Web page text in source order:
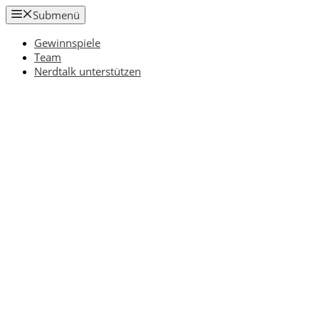
Zum
Inhalt
springen
Submenü
Gewinnspiele
Team
Nerdtalk unterstützen